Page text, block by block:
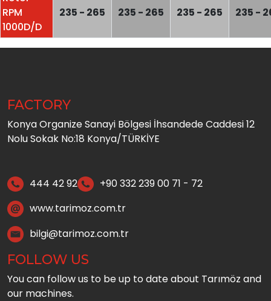
RPM
1000D/D
235 - 265 235 - 265 235 - 265 235 -
FACTORY
Konya Organize Sanayi Bölgesi İhsandede Caddesi 12
Nolu Sokak No:18 Konya/TÜRKİYE
444 42 92
+90 332 239 00 71 - 72
www.tarimoz.com.tr
bilgi@tarimoz.com.tr
FOLLOW US
You can follow us to be up to date about Tarımöz and
our machines.